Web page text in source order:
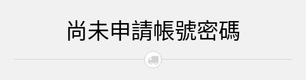
尚未申請帳號密碼